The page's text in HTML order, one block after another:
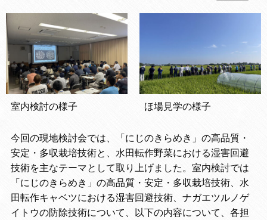
室内検討の様子 ほ場見学の様子
今回の現地検討会では、「にじのきらめき」の高品質・
安定・多収栽培技術と、水田転作野菜における湿害回避
技術を主なテーマとして取り上げました。室内検討では
「にじのきらめき」の高品質・安定・多収栽培技術、水
田転作キャベツにおける湿害回避技術、ナガエツルノゲ
イトウの防除技術について、以下の内容について、各担